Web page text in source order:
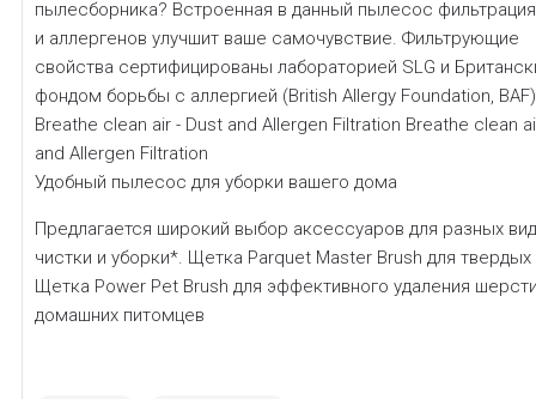
пылесборника? Встроенная в данный пылесос
и аллергенов улучшит ваше самочувствие. Фильтрующие
свойства сертифицированы лабораторией SLG и
фондом борьбы с аллергией (British Allergy Foundation, BAF)
Breathe clean air - Dust and Allergen Filtration Breathe clean
and Allergen Filtration
Удобный пылесос для уборки вашего дома
Предлагается широкий выбор аксессуаров для разных
чистки и уборки*. Щетка Parquet Master Brush для твердых
Щетка Power Pet Brush для эффективного удаления
домашних питомцев